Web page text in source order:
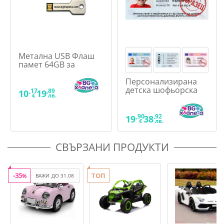
Родителски контрол: Без родителска помощ
Метална USB Флаш
памет 64GB за
10,17
€ 19,89
лв.
Персонализирана
детска шофьорска
книжка за игра
19,90
€ 38,92
лв.
СВЪРЗАНИ ПРОДУКТИ
ВАЖИ ДО 31.08
-35% ТОП